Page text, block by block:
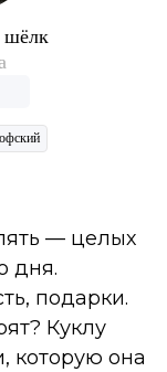
шёлк
— целых
дня.
подарки.
Куклу
которую она